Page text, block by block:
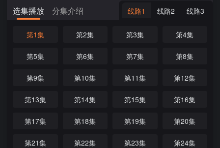
选集播放 分集介绍 线路1 线路2 线路3
第1集 第2集 第3集 第4集
第5集 第6集 第7集 第8集
第9集 第10集 第11集 第12集
第13集 第14集 第15集 第16集
第17集 第18集 第19集 第20集
第21集 第22集 第23集 第24集